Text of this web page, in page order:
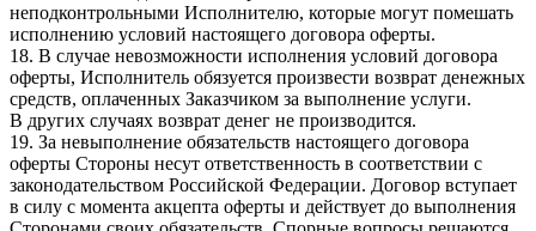
неподконтрольными Исполнителю, которые могут помешать
исполнению условий настоящего договора оферты.
18. В случае невозможности исполнения условий договора
оферты, Исполнитель обязуется произвести возврат денежных
средств, оплаченных Заказчиком за выполнение услуги.
В других случаях возврат денег не производится.
19. За невыполнение обязательств настоящего договора
оферты Стороны несут ответственность в соответствии с
законодательством Российской Федерации. Договор вступает
в силу с момента акцепта оферты и действует до выполнения